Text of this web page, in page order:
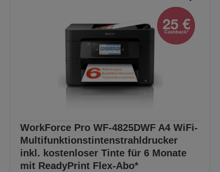
WorkForce Pro WF-4825DWF A4 WiFi-
Multifunktionstintenstrahldrucker
inkl. kostenloser Tinte für 6 Monate
mit ReadyPrint Flex-Abo*